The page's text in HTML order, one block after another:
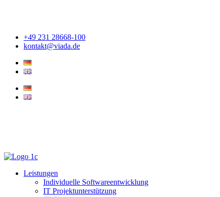
+49 231 28668-100
kontakt@viada.de
Leistungen
Individuelle Softwareentwicklung
IT Projektunterstützung